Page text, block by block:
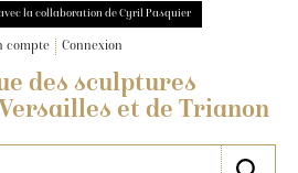
la collaboration de Cyril Pasquier
compte Connexion
des sculptures
et de Trianon